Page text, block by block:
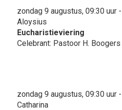
zondag 9 augustus, 09:30 uur -
Aloysius
Eucharistieviering
Celebrant: Pastoor H. Boogers
zondag 9 augustus, 09:30 uur -
Catharina